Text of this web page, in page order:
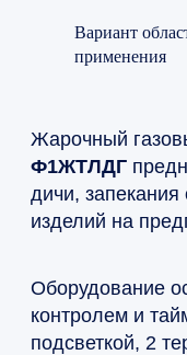
Вариант
применения
Жарочный
Ф1ЖТЛДГ
дичи,
изделий на
Оборудование
контролем и
подсветкой, 2